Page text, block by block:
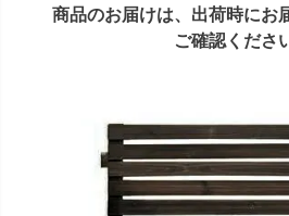
商品のお届けは、出荷時にお届
ご確認くださ